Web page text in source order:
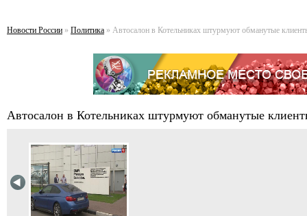
Новости России » Политика » Автосалон в Котельниках штурмуют обманутые
Автосалон в Котельниках штурмуют обманутые